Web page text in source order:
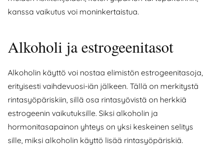
kanssa vaikutus voi moninkertaistua.
Alkoholi ja estrogeenitasot
Alkoholin käyttö voi nostaa elimistön estrogeenitasoja,
erityisesti vaihdevuosi-iän jälkeen. Tällä on merkitystä
rintasyöpäriskiin, sillä osa rintasyövistä on herkkiä
estrogeenin vaikutuksille. Siksi alkoholin ja
hormonitasapainon yhteys on yksi keskeinen selitys
sille, miksi alkoholin käyttö lisää rintasyöpäriskiä.